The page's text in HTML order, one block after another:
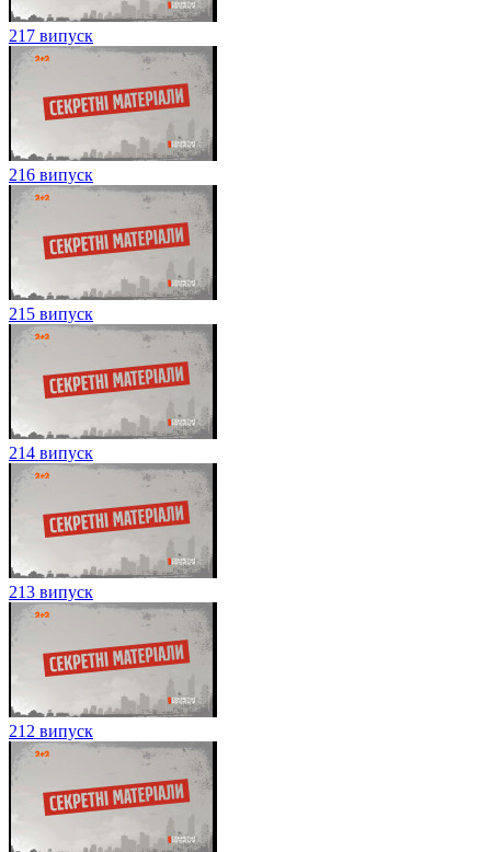
217 випуск
216 випуск
215 випуск
214 випуск
213 випуск
212 випуск